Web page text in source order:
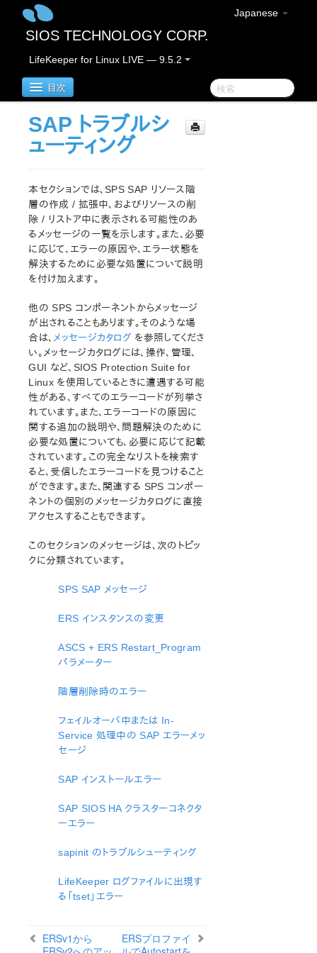
Japanese
SIOS TECHNOLOGY CORP.
LifeKeeper for Linux LIVE — 9.5.2
目次
SIOS Protection Suite for Linux
LifeKeeper for Linux スタートアップガイド
SIOS Protection Suite インストレーションガイド
SIOS Protection Suite ソフトウェアのパッケージ
SPS 環境のプランニング
SPS 環境のセットアップ
SIOS Protection Suite ソフトウェアのインストール
セットアップスクリプトの操作
SPS LifeKeeper インストールの確認
SPS のアップデート
LifeKeeper を使用したノードの OS / カーネルのアップデ
ート (OS パッチ適用)
SIOS Protection Suite for Linux テクニカルドキュメン
テーション
ドキュメンテーションについて
lkbackup
LifeKeeper
SIOS DataKeeper for Linux
コマンドラインインターフェース
Application Recovery Kit
Apache Recovery Kit 管理ガイド
Generic ARK for Load Balancer probe reply
IP Recovery Kit 管理ガイド
MySQL Recovery Kit 管理ガイド
NFS Recovery Kit 管理ガイド
Oracle Recovery Kit 管理ガイド
PostgreSQL Recovery Kit 管理ガイド
Quick Service Protection (QSP) Recovery Kit
Recovery Kit for Route 53 管理ガイド
Samba Recovery Kit 管理ガイド
略語と定義
SAP Recovery Kit の概要
SIOS Protection Suite for SAP ソリューションページ
設定上の考慮事項
SAP トラブルシ
ューティング
本セクションでは、SPS SAP リソース階
層の作成 / 拡張中、およびリソースの削
除 / リストア中に表示される可能性のあ
るメッセージの一覧を示します。また、必要
に応じて、エラーの原因や、エラー状態を
解決するために必要な処置について説明
を付け加えます。
他の SPS コンポーネントからメッセージ
が出されることもあります。そのような場
合は、 メッセージカタログ を参照してくださ
い。メッセージカタログには、操作、管理、
GUI など、SIOS Protection Suite for
Linux を使用しているときに遭遇する可能
性がある、すべてのエラーコードが列挙さ
れています。また、エラーコードの原因に
関する追加の説明や、問題解決のために
必要な処置についても、必要に応じて記載
されています。この完全なリストを検索す
ると、受信したエラーコードを見つけること
ができます。また、関連する SPS コンポー
ネントの個別のメッセージカタログに直接
アクセスすることもできます。
このセクションのメッセージは、次のトピッ
クに分類されています。
SPS SAP メッセージ
ERS インスタンスの変更
ASCS + ERS Restart_Program
パラメーター
階層削除時のエラー
フェイルオーバ中または In-
Service 処理中の SAP エラーメッ
セージ
SAP インストールエラー
SAP SIOS HA クラスターコネクタ
ーエラー
sapinit のトラブルシューティング
LifeKeeper ログファイルに出現す
る「tset」エラー
ERSv1から
ERSプロファイ